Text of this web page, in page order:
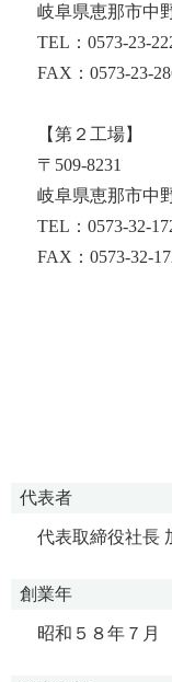
岐阜県恵那市中
TEL：0573-23-
FAX：0573-23-
【第２工場】
〒509-8231
岐阜県恵那市中
TEL：0573-32-
FAX：0573-32-
代表者
代表取締役社長
創業年
昭和５８年７月